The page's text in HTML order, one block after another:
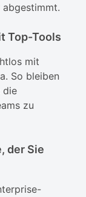
Top-Tools
mit
So bleiben
die
zu
der Sie